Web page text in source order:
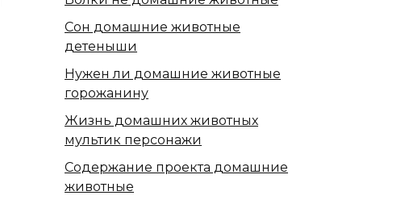
Сон домашние животные
детеныши
Нужен ли домашние животные
горожанину
Жизнь домашних животных
мультик персонажи
Содержание проекта домашние
животные